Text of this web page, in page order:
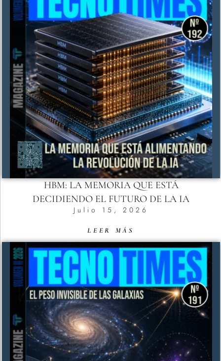
HBM: LA MEMORIA QUE ESTÁ
DECIDIENDO EL FUTURO DE LA IA
Julio 15, 2026
LEER MÁS